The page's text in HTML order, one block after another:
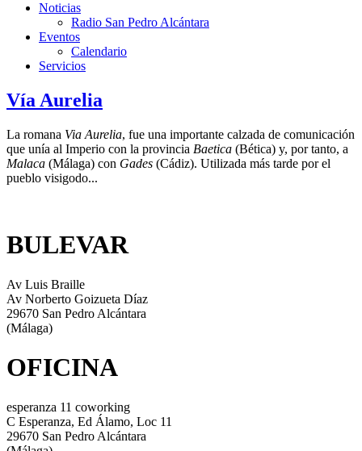
Noticias
Radio San Pedro Alcántara
Eventos
Calendario
Servicios
Vía Aurelia
La romana Via Aurelia, fue una importante calzada de comunicación
que unía al Imperio con la provincia Baetica (Bética) y, por tanto, a
Malaca (Málaga) con Gades (Cádiz). Utilizada más tarde por el
pueblo visigodo...
BULEVAR
Av Luis Braille
Av Norberto Goizueta Díaz
29670 San Pedro Alcántara
(Málaga)
OFICINA
esperanza 11 coworking
C Esperanza, Ed Álamo, Loc 11
29670 San Pedro Alcántara